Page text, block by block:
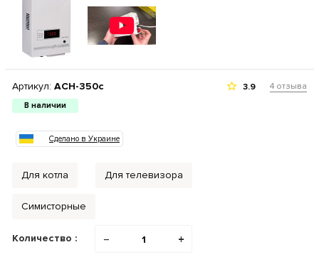
Артикул: АСН-350с
В наличии
3.9 4 отзыва
Сделано в Украине
Для котла Для телевизора
Симисторные
Количество : − +